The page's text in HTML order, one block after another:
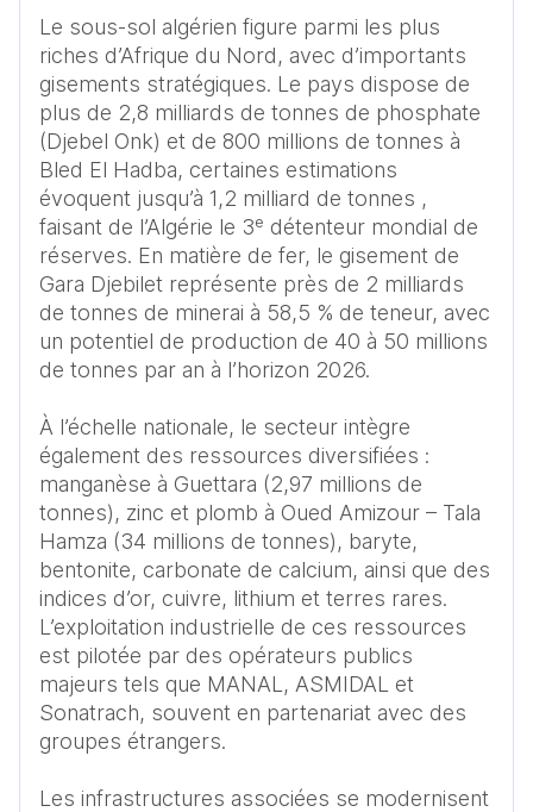
Le sous-sol algérien figure parmi les plus
riches d’Afrique du Nord, avec d’importants
gisements stratégiques. Le pays dispose de
plus de 2,8 milliards de tonnes de phosphate
(Djebel Onk) et de 800 millions de tonnes à
Bled El Hadba, certaines estimations
évoquent jusqu’à 1,2 milliard de tonnes ,
faisant de l’Algérie le 3ᵉ détenteur mondial de
réserves. En matière de fer, le gisement de
Gara Djebilet représente près de 2 milliards
de tonnes de minerai à 58,5 % de teneur, avec
un potentiel de production de 40 à 50 millions
de tonnes par an à l’horizon 2026.
À l’échelle nationale, le secteur intègre
également des ressources diversifiées :
manganèse à Guettara (2,97 millions de
tonnes), zinc et plomb à Oued Amizour – Tala
Hamza (34 millions de tonnes), baryte,
bentonite, carbonate de calcium, ainsi que des
indices d’or, cuivre, lithium et terres rares.
L’exploitation industrielle de ces ressources
est pilotée par des opérateurs publics
majeurs tels que MANAL, ASMIDAL et
Sonatrach, souvent en partenariat avec des
groupes étrangers.
Les infrastructures associées se modernisent